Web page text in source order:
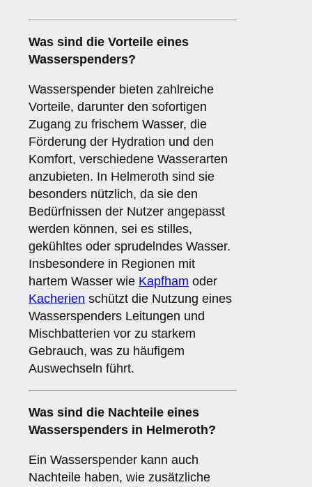
Was sind die Vorteile eines
Wasserspenders?
Wasserspender bieten zahlreiche
Vorteile, darunter den sofortigen
Zugang zu frischem Wasser, die
Förderung der Hydration und den
Komfort, verschiedene Wasserarten
anzubieten. In Helmeroth sind sie
besonders nützlich, da sie den
Bedürfnissen der Nutzer angepasst
werden können, sei es stilles,
gekühltes oder sprudelndes Wasser.
Insbesondere in Regionen mit
hartem Wasser wie Kapfham oder
Kacherien schützt die Nutzung eines
Wasserspenders Leitungen und
Mischbatterien vor zu starkem
Gebrauch, was zu häufigem
Auswechseln führt.
Was sind die Nachteile eines
Wasserspenders in Helmeroth?
Ein Wasserspender kann auch
Nachteile haben, wie zusätzliche